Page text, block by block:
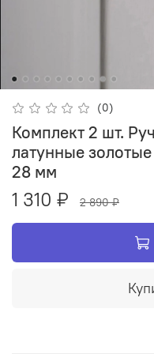
(0)
Комплект 2 шт.
латунные
28 мм
1 310 ₽ 2 890 ₽